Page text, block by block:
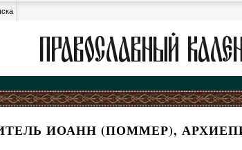
ИОАНН (ПОММЕР),